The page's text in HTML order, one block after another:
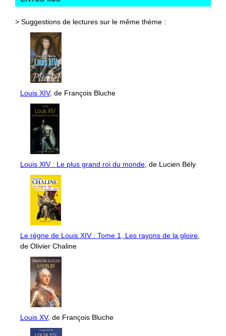
> Suggestions de lectures sur le même thème :
Louis XIV, de François Bluche
Louis XIV : Le plus grand roi du monde , de Lucien Bély
Le règne de Louis XIV : Tome 1, Les rayons de la gloire
de Olivier Chaline
Louis XV, de François Bluche